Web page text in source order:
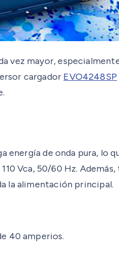
vez mayor,
cargador EVO4248SP
energía de onda pura, lo
Vca, 50/60 Hz.
la alimentación principal.
40 amperios.